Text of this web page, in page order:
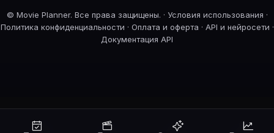
© Movie Planner. Все права защищены. · Условия использования ·
Политика конфиденциальности · Оплата и оферта · API и нейросети ·
Документация API